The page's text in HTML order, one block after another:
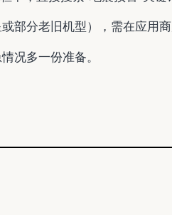
部分老旧机型），需在应用
况多一份准备。